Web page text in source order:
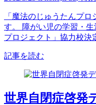
「魔法のじゅうたんプ
す。 障がい児の学習・
プロジェクト」協力校決
記事を読む
世界自閉症啓発